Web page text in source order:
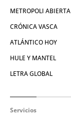
METROPOLI ABIERTA
CRÓNICA VASCA
ATLÁNTICO HOY
HULE Y MANTEL
LETRA GLOBAL
Servicios